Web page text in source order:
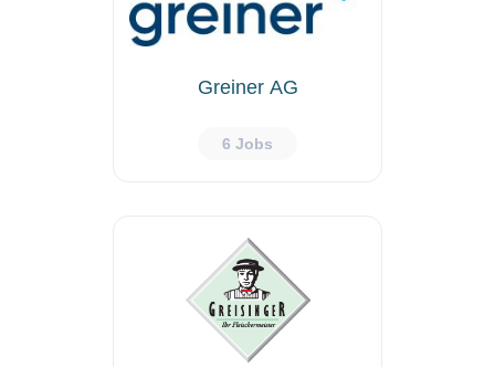
Greiner AG
6 Jobs